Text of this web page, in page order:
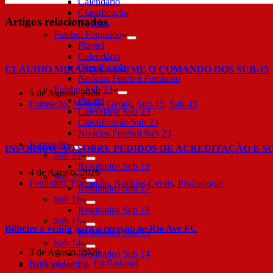
Classificação
Notícias
Futebol Feminino
Plantel
Calendário
Classificação
Notícias Futebol Feminino
Futebol Sub 23
Plantel
Calendário Sub 23
Classificação Sub 23
Notícias Futebol Sub 23
Formação
Sub 19
Resultados Sub 19
Sub 17
Resultados Sub 17
Sub 16
Resultados Sub 16
Sub 15
Resultados Sub 15
Sub 14
Resultados Sub 14
Gil Vicente TV
Artigos relacionados
CLÁUDIO MIRANDA ASSUME O COMANDO DOS SUB-15
5 de Agosto, 2026
Formação,Notícias Gerais, Sub-15, Sub-15
INFORMAÇÃO SOBRE PEDIDOS DE ACREDITAÇÃO E
4 de Agosto, 2026
Feminino,Formação, Notícias Gerais, Profissional
Bilhetes à venda para a receção ao Rio Ave FC
3 de Agosto, 2026
Notícias Gerais, Profissional